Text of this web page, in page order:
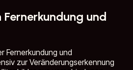
und
Fernerkundung und
zur Veränderungserkennung